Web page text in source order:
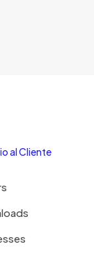
al Cliente